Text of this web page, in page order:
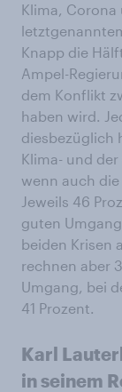
Klima, Corona
Knapp die
Ampel-
dem Konflikt
haben wird.
diesbezüglich
Klima- und
wenn auch
Jeweils 46
guten
beiden Krisen
rechnen aber
Umgang, bei
41 Prozent.
Karl
in seinem